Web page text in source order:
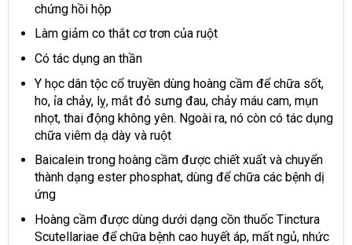
chứng hồi hộp
Làm giảm co thắt cơ trơn của ruột
Có tác dụng an thần
Y học dân tộc cổ truyền dùng hoàng cầm để chữa sốt,
ho, ỉa chảy, lỵ, mắt đỏ sưng đau, chảy máu cam, mụn
nhọt, thai động không yên. Ngoài ra, nó còn có tác dụng
chữa viêm dạ dày và ruột
Baicalein trong hoàng cầm được chiết xuất và chuyển
thành dạng ester phosphat, dùng để chữa các bệnh dị
ứng
Hoàng cầm được dùng dưới dạng cồn thuốc Tinctura
Scutellariae để chữa bệnh cao huyết áp, mất ngủ, nhức